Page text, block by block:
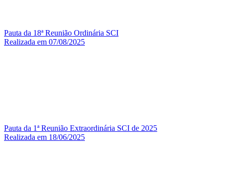
Pauta da 18ª Reunião Ordinária SCI
Realizada em 07/08/2025
Pauta da 1ª Reunião Extraordinária SCI de 2025
Realizada em 18/06/2025